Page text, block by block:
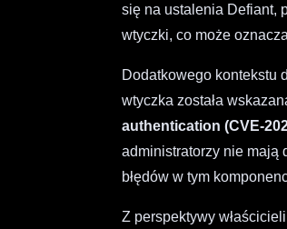
się na ustalenia Defiant,
wtyczki, co może
Dodatkowego kontekstu
wtyczka została
authentication (CVE-
administratorzy nie mają
błędów w tym
Z perspektywy